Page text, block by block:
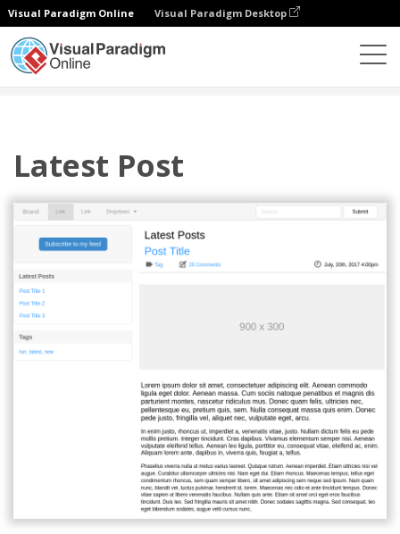
Visual Paradigm Online Visual Paradigm Desktop
Latest Post